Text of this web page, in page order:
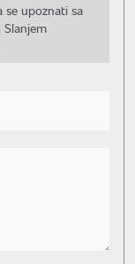
se upoznati sa
Slanjem